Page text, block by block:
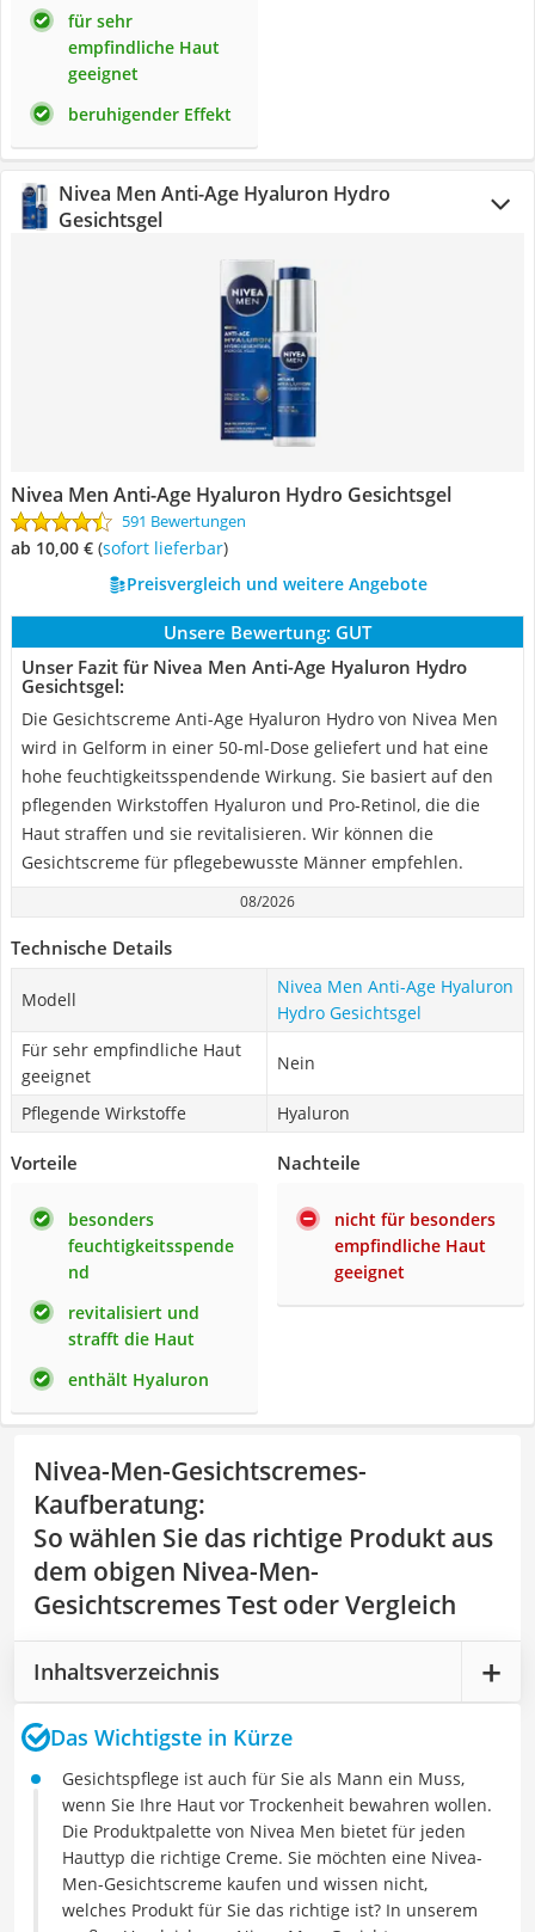
für sehr
empfindliche Haut
geeignet
beruhigender Effekt
Nivea Men Anti-Age Hyaluron Hydro
Gesichtsgel
Nivea Men Anti-Age Hyaluron Hydro Gesichtsgel
591 Bewertungen
ab 10,00 € ( Sofort lieferbar)
Preisvergleich und weitere Angebote
Unsere Bewertung: GUT
Unser Fazit für Nivea Men Anti-Age Hyaluron Hydro
Gesichtsgel:
Die Gesichtscreme Anti-Age Hyaluron Hydro von Nivea Men
wird in Gelform in einer 50-ml-Dose geliefert und hat eine
hohe feuchtigkeitsspendende Wirkung. Sie basiert auf den
pflegenden Wirkstoffen Hyaluron und Pro-Retinol, die die
Haut straffen und sie revitalisieren. Wir können die
Gesichtscreme für pflegebewusste Männer empfehlen.
08/2026
Technische Details
Modell
Nivea Men Anti-Age Hyaluron
Hydro Gesichtsgel
Für sehr empfindliche Haut
geeignet
Nein
Pflegende Wirkstoffe Hyaluron
Vorteile
besonders
feuchtigkeitsspende
nd
revitalisiert und
strafft die Haut
enthält Hyaluron
Nachteile
nicht für besonders
empfindliche Haut
geeignet
Nivea-Men-Gesichtscremes-
Kaufberatung:
So wählen Sie das richtige Produkt aus
dem obigen Nivea-Men-
Gesichtscremes Test oder Vergleich
Inhaltsverzeichnis
Das Wichtigste in Kürze
Gesichtspflege ist auch für Sie als Mann ein Muss,
wenn Sie Ihre Haut vor Trockenheit bewahren wollen.
Die Produktpalette von Nivea Men bietet für jeden
Hauttyp die richtige Creme. Sie möchten eine Nivea-
Men-Gesichtscreme kaufen und wissen nicht,
welches Produkt für Sie das richtige ist? In unserem